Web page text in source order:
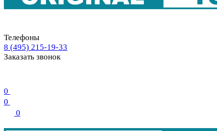
Телефоны
8 (495) 215-19-33
Заказать звонок
0
0
0